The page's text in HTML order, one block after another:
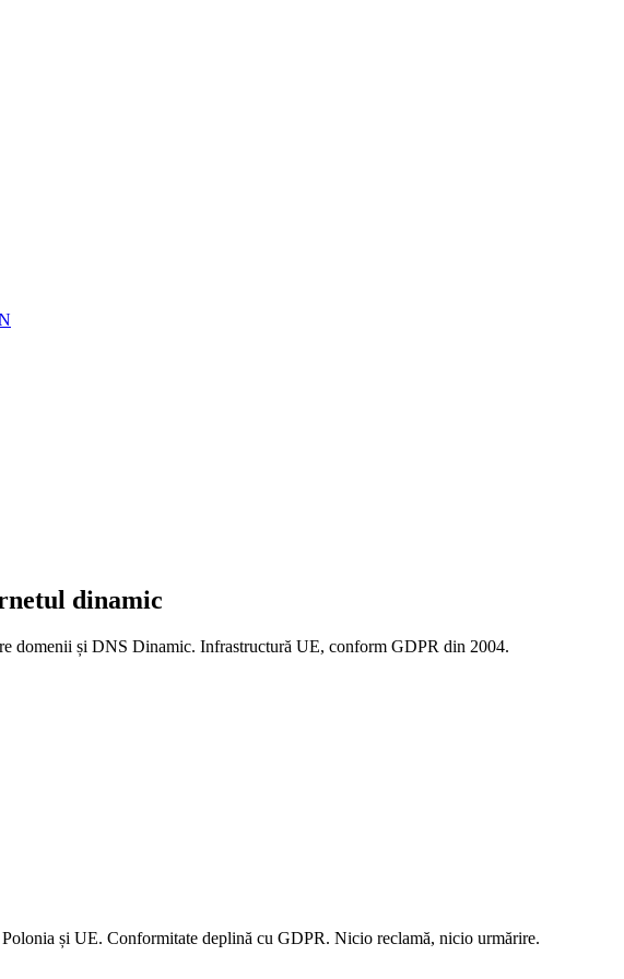
dinamic
domenii și DNS Dinamic. Infrastructură UE, conform GDPR din 2004.
și UE. Conformitate deplină cu GDPR. Nicio reclamă, nicio urmărire.